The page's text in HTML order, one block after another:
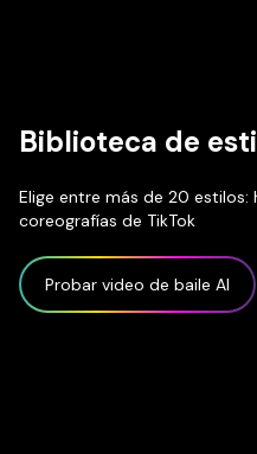
Biblioteca de
Elige entre más de 20
coreografías de TikTok
Probar video de baile AI